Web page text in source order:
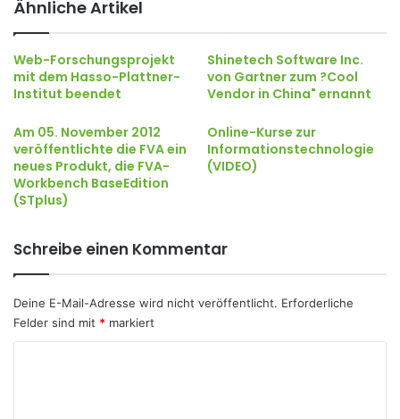
Ähnliche Artikel
Web-Forschungsprojekt
mit dem Hasso-Plattner-
Institut beendet
Shinetech Software Inc.
von Gartner zum ?Cool
Vendor in China" ernannt
Am 05. November 2012
veröffentlichte die FVA ein
neues Produkt, die FVA-
Workbench BaseEdition
(STplus)
Online-Kurse zur
Informationstechnologie
(VIDEO)
Schreibe einen Kommentar
Deine E-Mail-Adresse wird nicht veröffentlicht. Erforderliche
Felder sind mit * markiert